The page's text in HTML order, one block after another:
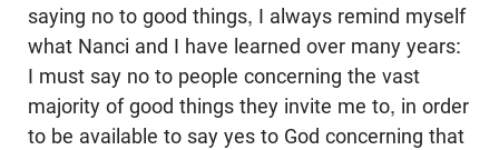
saying no to good things, I always remind myself
what Nanci and I have learned over many years:
I must say no to people concerning the vast
majority of good things they invite me to, in order
to be available to say yes to God concerning that